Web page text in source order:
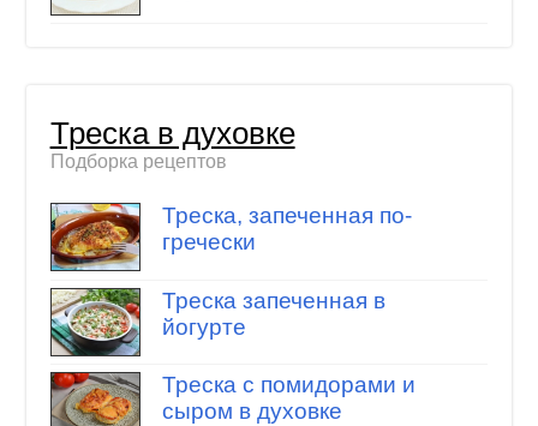
Треска в духовке
Подборка рецептов
Треска, запеченная по-
гречески
Треска запеченная в
йогурте
Треска с помидорами и
сыром в духовке